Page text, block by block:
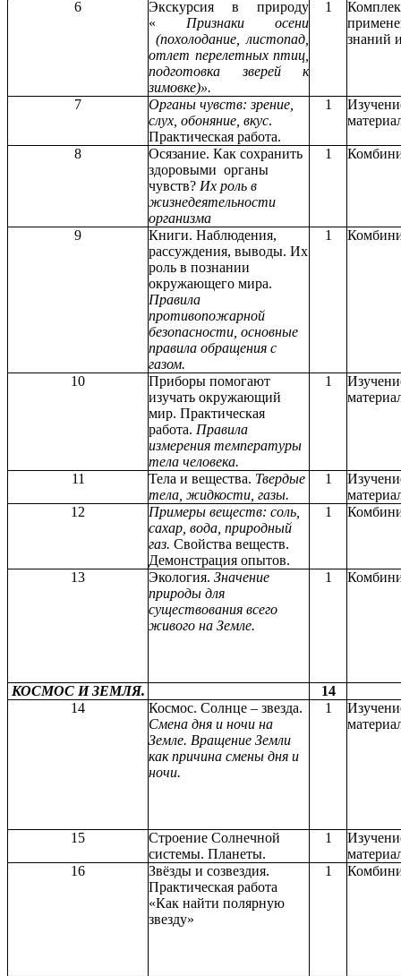
6
Экскурсия в природу
« Признаки осени
(похолодание, листопад,
отлет перелетных птиц,
подготовка зверей к
зимовке)».
1
знаний
7
Органы чувств: зрение,
слух, обоняние, вкус.
Практическая работа.
1
8
Осязание. Как сохранить
здоровыми органы
чувств? Их роль в
жизнедеятельности
организма
1
9
Книги. Наблюдения,
рассуждения, выводы. Их
роль в познании
окружающего мира.
Правила
противопожарной
безопасности, основные
правила обращения с
газом.
1
10
Приборы помогают
изучать окружающий
мир. Практическая
работа. Правила
измерения температуры
тела человека.
1
11 Тела и вещества. Твердые
тела, жидкости, газы.
1
12
Примеры веществ: соль,
сахар, вода, природный
газ. Свойства веществ.
Демонстрация опытов.
1
13 Экология. Значение
природы для
существования всего
живого на Земле.
1
КОСМОС И ЗЕМЛЯ.
14
14
Космос. Солнце – звезда.
Смена дня и ночи на
Земле. Вращение Земли
как причина смены дня и
ночи.
1
15
Строение Солнечной
системы. Планеты.
1
16
Звёзды и созвездия.
Практическая работа
«Как найти полярную
звезду»
1